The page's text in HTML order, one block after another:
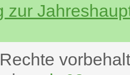
zur